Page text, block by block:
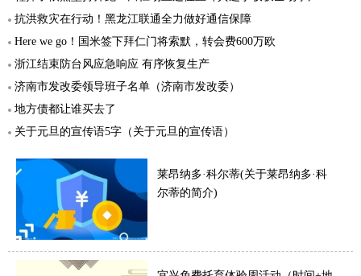
抗洪救灾在行动！黑龙江联通全力做好通信保障
Here we go！国米签下拜仁门将索默，转会费600万欧
浙江结束防台风应急响应 有序恢复生产
济南市发改委领导班子名单（济南市发改委）
地方债都让谁买去了
关于元旦的宣传语5字（关于元旦的宣传语）
莱昂纳多·科尔蒂(关于莱昂纳多·科
尔蒂的简介)